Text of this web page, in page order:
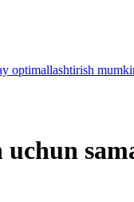
optimallashtirish